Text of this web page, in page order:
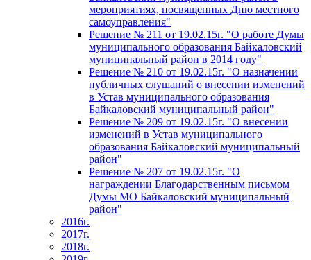
мероприятиях, посвященных Дню местного
самоуправления"
Решение № 211 от 19.02.15г. "О работе Думы
муниципального образования Байкаловский
муниципальный район в 2014 году"
Решение № 210 от 19.02.15г. "О назначении
публичных слушаний о внесении изменений
в Устав муниципального образования
Байкаловский муниципальный район"
Решение № 209 от 19.02.15г. "О внесении
изменений в Устав муниципального
образования Байкаловский муниципальный
район"
Решение № 207 от 19.02.15г. "О
награждении Благодарственным письмом
Думы МО Байкаловский муниципальный
район"
2016г.
2017г.
2018г.